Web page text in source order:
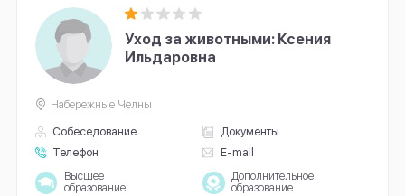
Уход за животными: Ксения
Ильдаровна
Собеседование
Документы
Телефон
E-mail
Набережные Челны
Высшее
образование
Дополнительное
образование